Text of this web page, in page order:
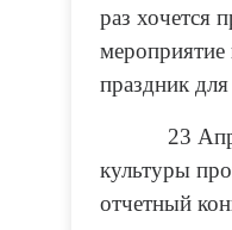
раз хочется
праздник для
23
культуры
отчетный